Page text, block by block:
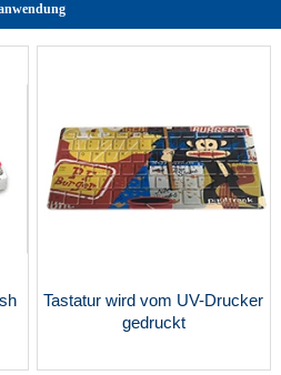
Tastatur wird vom UV-Drucker
gedruckt